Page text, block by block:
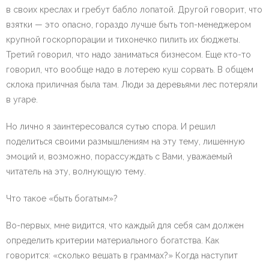
в своих креслах и гребут бабло лопатой. Другой говорит, что
взятки — это опасно, гораздо лучше быть топ-менеджером
крупной госкорпорации и тихонечко пилить их бюджеты.
Третий говорил, что надо заниматься бизнесом. Еще кто-то
говорил, что вообще надо в лотерею куш сорвать. В общем
склока приличная была там. Люди за деревьями лес потеряли
в угаре.
Но лично я заинтересовался сутью спора. И решил
поделиться своими размышлениям на эту тему, лишенную
эмоций и, возможно, порассуждать с Вами, уважаемый
читатель на эту, волнующую тему.
Что такое «быть богатым»?
Во-первых, мне видится, что каждый для себя сам должен
определить критерии материального богатства. Как
говорится: «сколько вешать в граммах?» Когда наступит